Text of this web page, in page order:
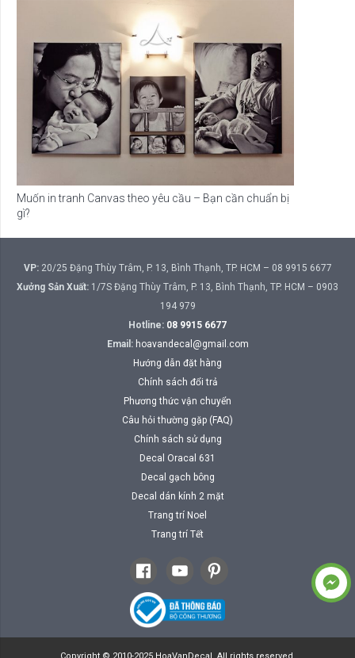
Muốn in tranh Canvas theo yêu cầu – Bạn cần chuẩn bị
gì?
VP:20/25 Đặng Thùy Trâm, P. 13, Bình Thạnh, TP. HCM – 08 9915 6677
Xưởng Sản Xuất: 1/7S Đặng Thùy Trâm, P. 13, Bình Thạnh, TP. HCM – 0903
194 979
Hotline: 08 9915 6677
Email: hoavandecal@gmail.com
Hướng dẫn đặt hàng
Chính sách đổi trả
Phương thức vận chuyển
Câu hỏi thường gặp (FAQ)
Chính sách sử dụng
Decal Oracal 631
Decal gạch bông
Decal dán kính 2 mặt
Trang trí Noel
Trang trí Tết
Copyright © 2010-2025 HoaVanDecal. All rights reserved.